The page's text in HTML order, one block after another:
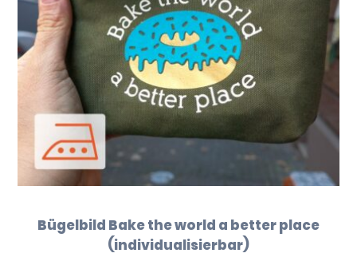
Bügelbild Bake the world a better place
(individualisierbar)